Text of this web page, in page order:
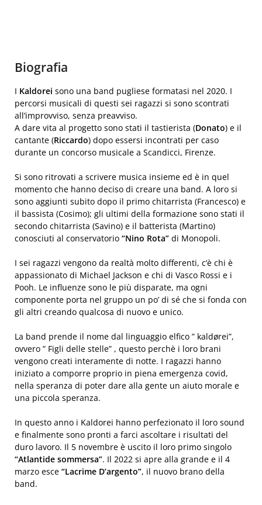
Biografia
I Kaldorei sono una band pugliese formatasi nel 2020. I
percorsi musicali di questi sei ragazzi si sono scontrati
all’improvviso, senza preavviso.
A dare vita al progetto sono stati il tastierista (Donato) e il
cantante (Riccardo) dopo essersi incontrati per caso
durante un concorso musicale a Scandicci, Firenze.
Si sono ritrovati a scrivere musica insieme ed è in quel
momento che hanno deciso di creare una band. A loro si
sono aggiunti subito dopo il primo chitarrista (Francesco) e
il bassista (Cosimo); gli ultimi della formazione sono stati il
secondo chitarrista (Savino) e il batterista (Martino)
conosciuti al conservatorio “Nino Rota” di Monopoli.
I sei ragazzi vengono da realtà molto differenti, c’è chi è
appassionato di Michael Jackson e chi di Vasco Rossi e i
Pooh. Le influenze sono le più disparate, ma ogni
componente porta nel gruppo un po’ di sé che si fonda con
gli altri creando qualcosa di nuovo e unico.
La band prende il nome dal linguaggio elfico ” kaldørei”,
ovvero ” Figli delle stelle” , questo perchè i loro brani
vengono creati interamente di notte. I ragazzi hanno
iniziato a comporre proprio in piena emergenza covid,
nella speranza di poter dare alla gente un aiuto morale e
una piccola speranza.
In questo anno i Kaldorei hanno perfezionato il loro sound
e finalmente sono pronti a farci ascoltare i risultati del
duro lavoro. Il 5 novembre è uscito il loro primo singolo
“Atlantide sommersa”. Il 2022 si apre alla grande e il 4
marzo esce “Lacrime D’argento”, il nuovo brano della
band.